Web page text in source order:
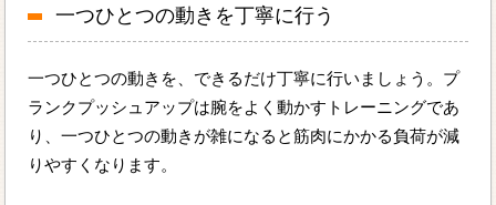
一つひとつの動きを丁寧に行う
一つひとつの動きを、できるだけ丁寧に行いましょう。プ
ランクプッシュアップは腕をよく動かすトレーニングであ
り、一つひとつの動きが雑になると筋肉にかかる負荷が減
りやすくなります。